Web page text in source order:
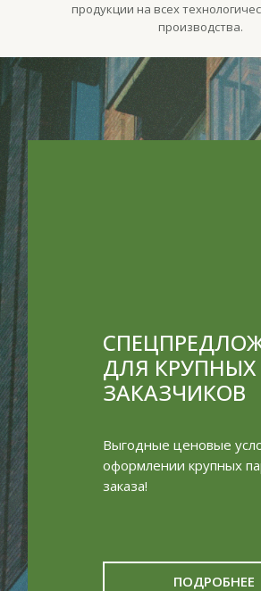
продукции на всех
производства.
ПОДРОБНЕЕ
ДЛЯ КРУПНЫХ
ЗАКАЗЧИКОВ
Выгодные ценовые
оформлении крупных
заказа!